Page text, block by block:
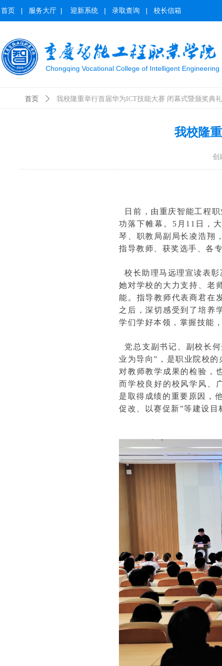
Chongqing Vocational College of Intelligent Engineering
首页 | 服务大厅 | 迎新系统 | 录取查询 | 校长信箱
我校隆
日前，由重庆智能工程
功落下帷幕。5月11日，
琴、职教局副局长凌浩翔
指导教师、获奖选手、各
校长助理马远理宣读表
她对学校的大力支持、老
能。指导教师代表商君在
之后，深切感受到了培养
学们学好本领，掌握技能
党总支副书记、副校长
业为导向”，是职业院校
对教师教学成果的检验，
而学校良好的校风学风、
是取得成绩的重要原因，
促改、以赛促新”等建设
创
首页 ꄲ 我校隆重举行首届华为ICT技能大赛 闭幕式暨颁奖典礼